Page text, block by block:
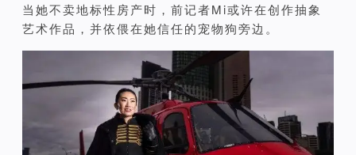
当她不卖地标性房产时，前记者Mi或许在创作抽象
艺术作品，并依偎在她信任的宠物狗旁边。